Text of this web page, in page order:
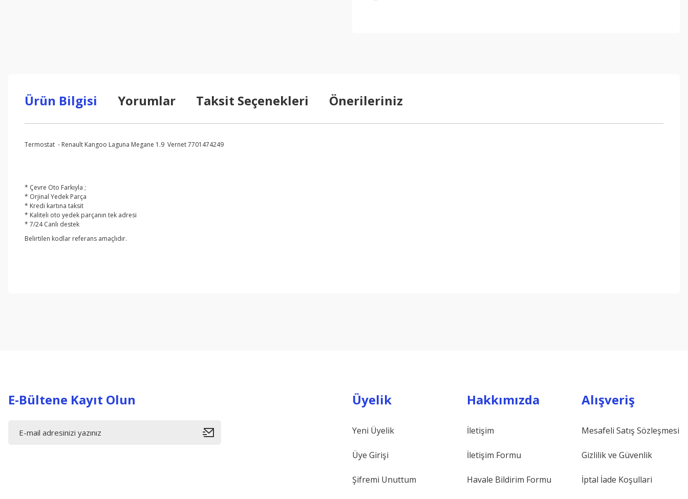
Ürün Bilgisi Yorumlar Taksit Seçenekleri Önerileriniz
Termostat - Renault Kangoo Laguna Megane 1.9 Vernet 7701474249
* Çevre Oto Farkıyla ;
* Orjinal Yedek Parça
* Kredi kartına taksit
* Kaliteli oto yedek parçanın tek adresi
* 7/24 Canlı destek
Belirtilen kodlar referans amaçlıdır.
E-Bültene Kayıt Olun Üyelik
Yeni Üyelik
Üye Girişi
Şifremi Unuttum
Hakkımızda
İletişim
İletişim Formu
Havale Bildirim Formu
Alışveriş
Mesafeli Satış Sözleşmesi
Gizlilik ve Güvenlik
İptal İade Koşullari